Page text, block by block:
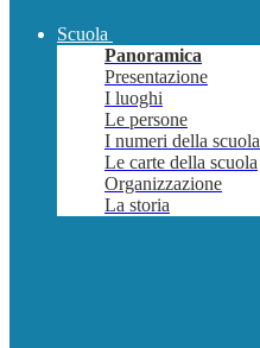
Scuola
Panoramica
Presentazione
I luoghi
Le persone
I numeri della scuola
Le carte della scuola
Organizzazione
La storia